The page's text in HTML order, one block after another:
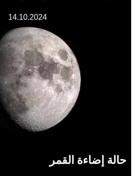
14.10.2024
حالة إضاءة القمر